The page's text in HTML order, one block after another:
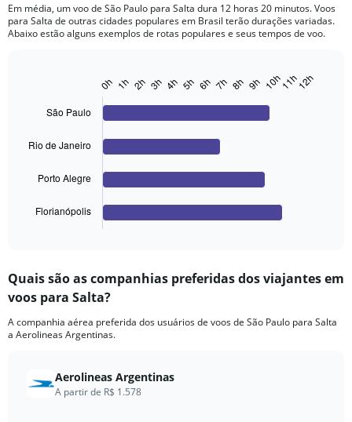
Em média, um voo de São Paulo para Salta dura 12 horas 20 minutos. Voos
para Salta de outras cidades populares em Brasil terão durações variadas.
Abaixo estão alguns exemplos de rotas populares e seus tempos de voo.
chart
Range:
4
The
chart
São Paulo
Rio de Janeiro
Porto Alegre
Florianópolis
0h 1h 2h 3h 4h 5h 6h 7h 8h 9h 10h11h12h
Quais são as companhias preferidas dos viajantes em
voos para Salta?
A companhia aérea preferida dos usuários de voos de São Paulo para Salta
a Aerolineas Argentinas.
Aerolineas Argentinas
A partir de R$ 1.578